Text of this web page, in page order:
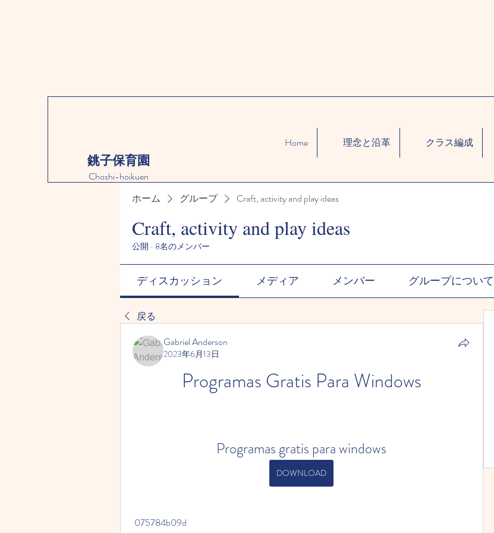
銚子保育園
Choshi-hoikuen
Home 理念と沿革 クラス編成
ホーム グループ Craft, activity and play ideas
Craft, activity and play ideas
公開 · 8名のメンバー
ディスカッション メディア メンバー グループについて
戻る
Gabriel Anderson
2023年6月13日
Programas Gratis Para Windows
Programas gratis para windows
DOWNLOAD
075784b09d